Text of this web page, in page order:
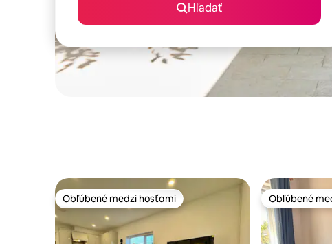
Hľadať
Obľúbené medzi hosťami
Obľúbené medzi hosťami Obľúbené
Obľúbené